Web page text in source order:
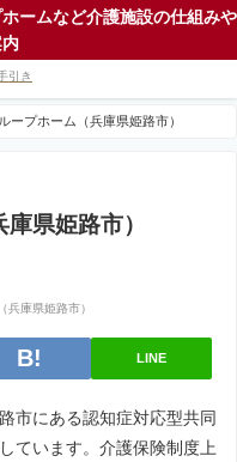
ームなど介護施設の仕組みや
ープホーム（兵庫県姫路市）
県姫路市）
LINE
市にある認知症対応型共同
ています。介護保険制度上